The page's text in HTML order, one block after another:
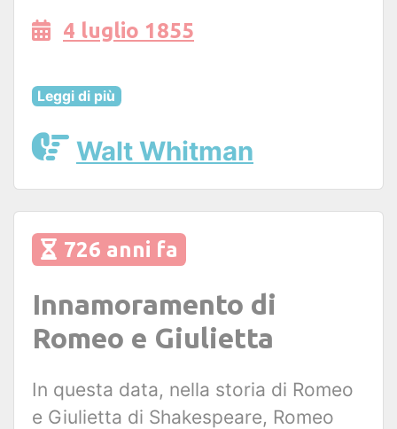
4 luglio 1855
Leggi di più
Walt Whitman
726 anni fa
Innamoramento di
Romeo e Giulietta
In questa data, nella storia di Romeo
e Giulietta di Shakespeare, Romeo